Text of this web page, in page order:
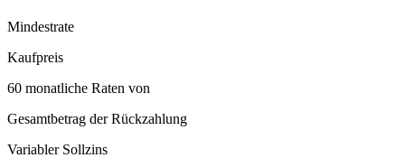
Mindestrate
Kaufpreis
60 monatliche Raten von
Gesamtbetrag der Rückzahlung
Variabler Sollzins